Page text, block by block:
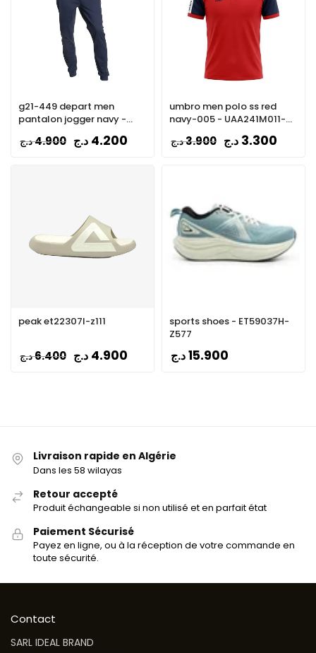
g21-449 depart men
pantalon jogger navy -
4.900د.ج 4.200 د.ج
umbro men polo ss red
navy-005 - UAA241M011-
3.900د.ج 3.300 د.ج
peak et22307l-z111
6.400د.ج 4.900 د.ج
sports shoes - ET59037H-
Z577
15.900د.ج
Livraison rapide en Algérie
Dans les 58 wilayas
Retour accepté
Produit échangeable si non utilisé et en parfait état
Paiement Sécurisé
Payez en ligne, ou à la réception de votre commande en
toute sécurité.
Contact
SARL IDEAL BRAND